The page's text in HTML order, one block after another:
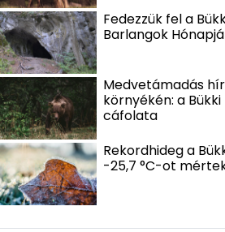
Fedezzük fel a
Barlangok
Medvetámadás
környékén: a
cáfolata
Rekordhideg a
-25,7 °C-ot